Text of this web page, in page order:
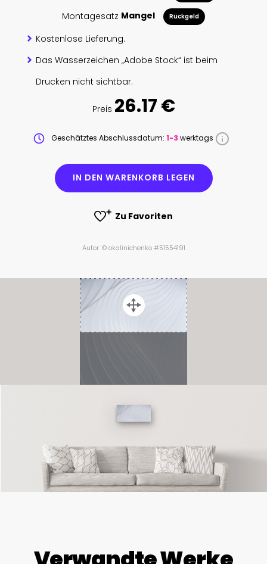
Montagesatz Mangel Rückgeld
Kostenlose Lieferung.
Das Wasserzeichen „Adobe Stock“ ist beim
Drucken nicht sichtbar.
Preis 26.17 €
Geschätztes Abschlussdatum: 1-3 werktags
IN DEN WARENKORB LEGEN
Zu Favoriten
Autor: © okalinichenko #51554191